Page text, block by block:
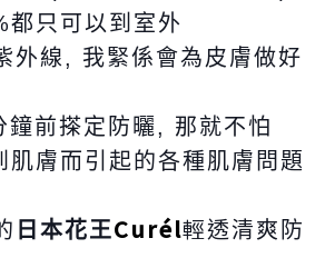
只可以到室外
外線, 我緊係會為皮膚做好
前搽定防曬, 那就不怕
肌膚而引起的各種肌膚問題
日本花王Curél輕透清爽防